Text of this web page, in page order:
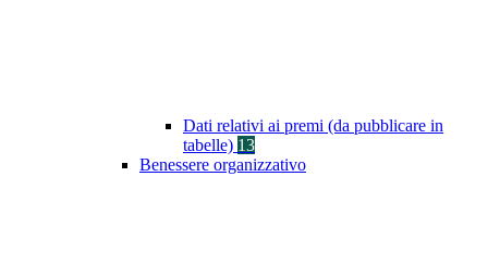
Dati relativi ai premi (da pubblicare in
tabelle) 13
Benessere organizzativo